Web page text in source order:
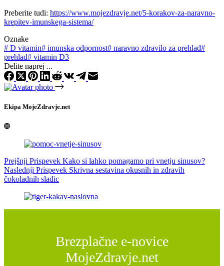
Preberite tudi: https://www.mojezdravje.net/5-korakov-za-naravno-
krepitev-imunskega-sistema/
Oznake
# D vitamin# imunska odpornost# naravno zdravilo za prehlad#
prehlad# vitamin D3
Delite naprej ...
Ekipa MojeZdravje.net
Prejšnji Prispevek Kako si lahko pomagamo pri vnetju sinusov?
Naslednji Prispevek Skrivna sestavina okusnih in zdravih
čokoladnih sladic
Brezplačne e-novice
MojeZdravje.net